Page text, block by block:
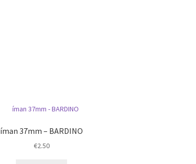
íman 37mm – BARDINO
€2.50